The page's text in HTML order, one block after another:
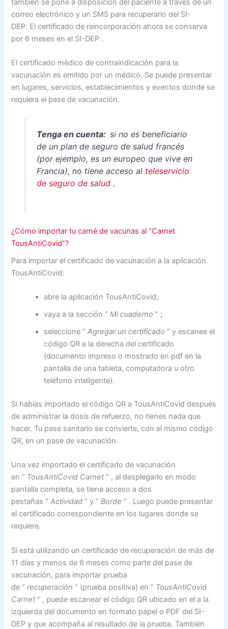
correo electrónico y un SMS para recuperarlo del SI-
DEP. El certificado de reincorporación ahora se conserva
por 6 meses en el SI-DEP .
El certificado médico de contraindicación para la
vacunación es emitido por un médico. Se puede presentar
en lugares, servicios, establecimientos y eventos donde se
requiera el pase de vacunación.
Tenga en cuenta: si no es beneficiario
de un plan de seguro de salud francés
(por ejemplo, es un europeo que vive en
Francia), no tiene acceso al teleservicio
de seguro de salud.
¿Cómo importar tu carné de vacunas al “Carnet
TousAntiCovid”?
Para importar el certificado de vacunación a la aplicación
TousAntiCovid:
abre la aplicación TousAntiCovid;
vaya a la sección“Mi cuaderno ” ;
seleccione”Agregar un certificado “ y escanee el
código QR a la derecha del certificado
(documento impreso o mostrado en pdf en la
pantalla de una tableta, computadora u otro
teléfono inteligente).
Si habías importado el código QR a TousAntiCovid después
de administrar la dosis de refuerzo, no tienes nada que
hacer. Tu pase sanitario se convierte, con el mismo código
QR, en un pase de vacunación.
Una vez importado el certificado de vacunación
en“ TousAntiCovid Carnet ” , al desplegarlo en modo
pantalla completa, se tiene acceso a dos
pestañas“Actividad ” y“Borde ” . Luego puede presentar
el certificado correspondiente en los lugares donde se
requiere.
Si está utilizando un certificado de recuperación de más de
11 días y menos de 6 meses como parte del pase de
vacunación, para importar prueba
de”recuperación “ (prueba positiva) en” TousAntiCovid
Carnet “ , puede escanear el código QR ubicado en el a la
izquierda del documento en formato papel o PDF del SI-
DEP y que acompaña al resultado de la prueba. También